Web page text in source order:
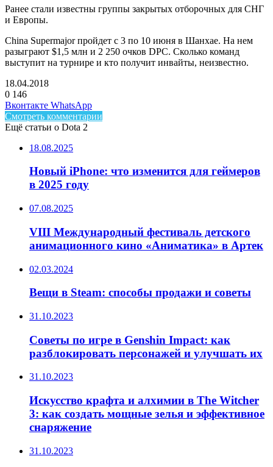
Ранее стали известны группы закрытых отборочных для СНГ
и Европы.
China Supermajor пройдет с 3 по 10 июня в Шанхае. На нем
разыграют $1,5 млн и 2 250 очков DPC. Сколько команд
выступит на турнире и кто получит инвайты, неизвестно.
18.04.2018
0 146
Facebook
Twitter
LinkedIn
Вконтакте WhatsAppTelegram
Смотреть комментарии
Ещё статьи о Dota 2
18.08.2025
Новый iPhone: что изменится для геймеров
в 2025 году
07.08.2025
VIII Международный фестиваль детского
анимационного кино «Аниматика» в Артек
02.03.2024
Вещи в Steam: способы продажи и советы
31.10.2023
Советы по игре в Genshin Impact: как
разблокировать персонажей и улучшать их
31.10.2023
Искусство крафта и алхимии в The Witcher
3: как создать мощные зелья и эффективное
снаряжение
31.10.2023